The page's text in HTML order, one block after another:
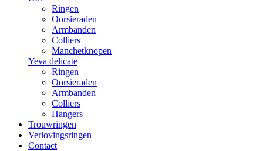
Ringen
Oorsieraden
Armbanden
Colliers
Manchetknopen
Yeva delicate
Ringen
Oorsieraden
Armbanden
Colliers
Hangers
Trouwringen
Verlovingsringen
Contact